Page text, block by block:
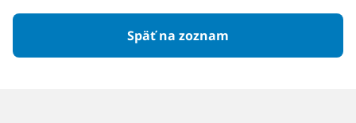
Späť na zoznam